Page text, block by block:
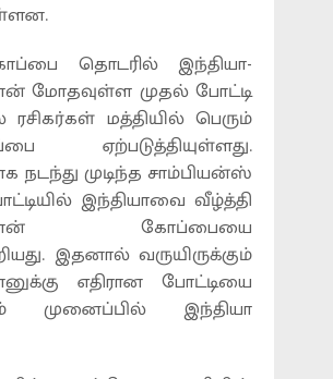
தொடரில் இந்தியா-
மோதவுள்ள முதல் போட்டி
மத்தியில் பெரும்
ஏற்படுத்தியுள்ளது.
நடந்து முடிந்த சாம்பியன்ஸ்
இந்தியாவை வீழ்த்தி
கோப்பையை
இதனால் வருயிருக்கும்
எதிரான போட்டியை
முனைப்பில் இந்தியா